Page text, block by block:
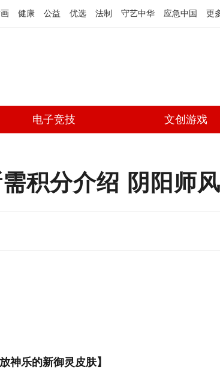
健康 公益 优选 法制 守艺中华 应急中国 更
电子竞技 文创游戏
积分介绍 阴阳师
神乐的新御灵皮肤】